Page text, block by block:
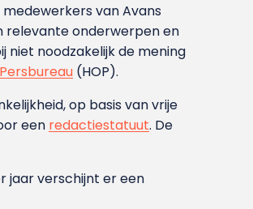
van Avans
relevante onderwerpen en
niet noodzakelijk de mening
(HOP).
op basis van vrije
een redactiestatuut. De
jaar verschijnt er een